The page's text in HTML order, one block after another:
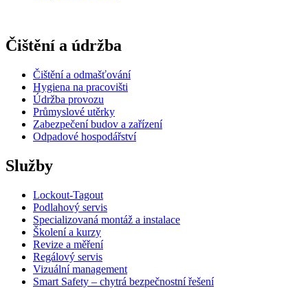
Čištění a údržba
Čištění a odmašťování
Hygiena na pracovišti
Údržba provozu
Průmyslové utěrky
Zabezpečení budov a zařízení
Odpadové hospodářství
Služby
Lockout-Tagout
Podlahový servis
Specializovaná montáž a instalace
Školení a kurzy
Revize a měření
Regálový servis
Vizuální management
Smart Safety – chytrá bezpečnostní řešení